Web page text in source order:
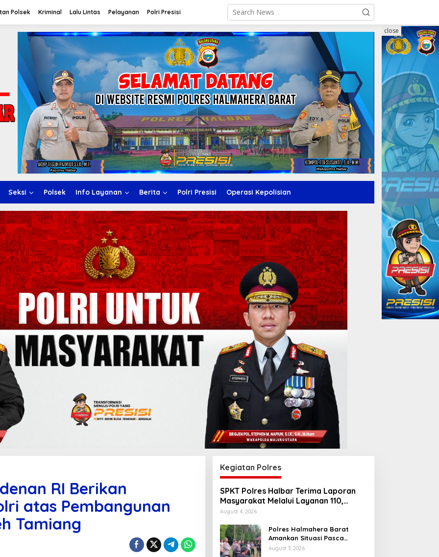
Polsek Kriminal Lalu Lintas Pelayanan Polri Presisi
Seksi Polsek Info Layanan Berita Polri Presisi Operasi Kepolisian
close
RI Berikan
atas Pembangunan
Tamiang
Kegiatan Polres
SPKT Polres Halbar Terima Laporan
Masyarakat Melalui Layanan 110,
Wujud Pelayanan Presisi 24 Jam
August 4, 2026
Polres Halmahera Barat
Amankan Situasi Pasca
Tarkam Di Tiga Desa, Mediasi
August 3, 2026